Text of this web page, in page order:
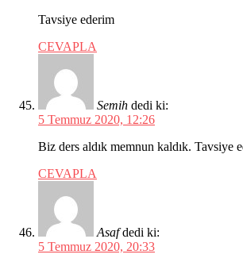
Tavsiye ederim
CEVAPLA
Semih dedi ki:
5 Temmuz 2020, 12:26
Biz ders aldık memnun kaldık. Tavsiye
CEVAPLA
Asaf dedi ki:
5 Temmuz 2020, 20:33